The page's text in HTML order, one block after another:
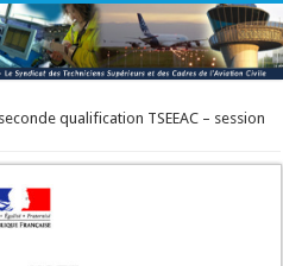
qualification TSEEAC – session